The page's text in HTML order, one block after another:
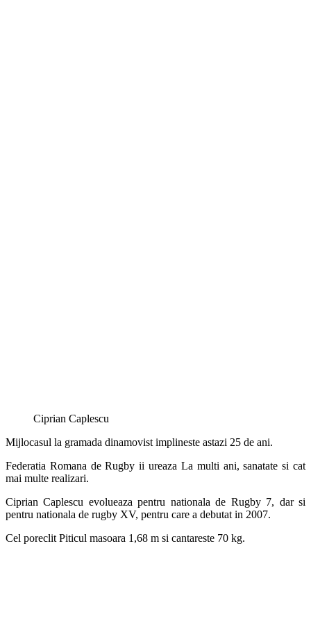
Ciprian Caplescu
Mijlocasul la gramada dinamovist implineste astazi 25 de ani.
Federatia Romana de Rugby ii ureaza La multi ani, sanatate si cat
mai multe realizari.
Ciprian Caplescu evolueaza pentru nationala de Rugby 7, dar si
pentru nationala de rugby XV, pentru care a debutat in 2007.
Cel poreclit Piticul masoara 1,68 m si cantareste 70 kg.